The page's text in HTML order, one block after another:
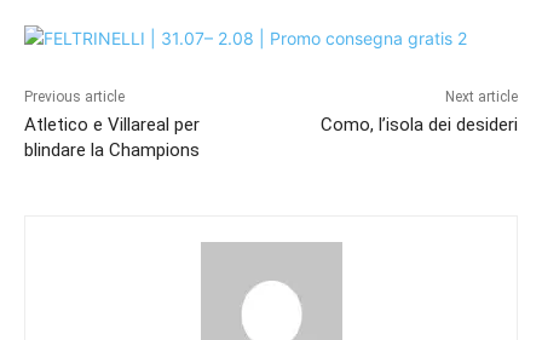
Previous article
Atletico e Villareal per
blindare la Champions
Next article
Como, l’isola dei desideri